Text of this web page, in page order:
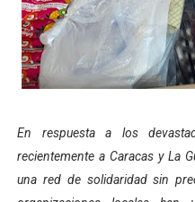
Inicia el plan vacacional
Entregan planta
Expertos inspeccionan
Dictan MasterClass en
Campo Elías avanza
En respuesta a los
recientemente a Caracas y La
una red de solidaridad sin